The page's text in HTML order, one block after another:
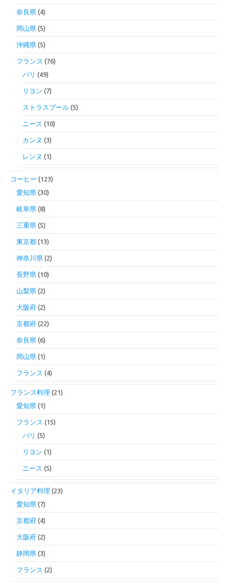
奈良県 (4)
岡山県 (5)
沖縄県 (5)
フランス (76)
パリ (49)
リヨン (7)
ストラスブール (5)
ニース (10)
カンヌ (3)
レンヌ (1)
コーヒー (123)
愛知県 (30)
岐阜県 (8)
三重県 (5)
東京都 (13)
神奈川県 (2)
長野県 (10)
山梨県 (2)
大阪府 (2)
京都府 (22)
奈良県 (6)
岡山県 (1)
フランス (4)
フランス料理 (21)
愛知県 (1)
フランス (15)
パリ (5)
リヨン (1)
ニース (5)
イタリア料理 (23)
愛知県 (7)
京都府 (4)
大阪府 (2)
静岡県 (3)
フランス (2)